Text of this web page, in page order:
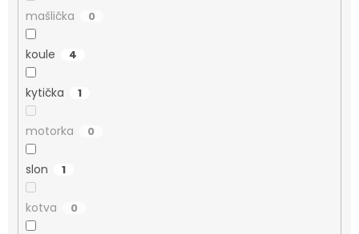
mašlička 0
koule 4
kytička 1
motorka 0
slon 1
kotva 0